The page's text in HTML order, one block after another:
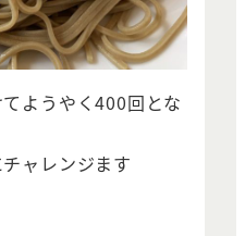
ようやく400回とな
ャレンジます